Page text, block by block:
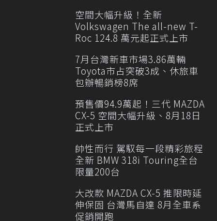
空間大幅升級！全新
Volkswagen The all-new T-
Roc 124.8 萬元起正式上市
7月台灣新車市場3.86萬輛
Toyota市占突破3成、休旅車
包辦暢銷榜8席
預售價94.9萬起！三代 MAZDA
CX-5 空間大幅升級、8月18日
正式上市
帥性而行 駕馭每一段精彩旅程
全新 BMW 318i Touring全台
限量200台
大改款 MAZDA CX-5 推限時延
伸保固 台灣馬自達 8月全車系
促銷開跑